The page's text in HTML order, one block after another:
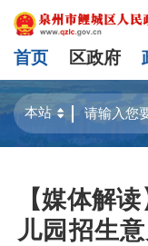
首页 区政府
【媒体解
儿园招生